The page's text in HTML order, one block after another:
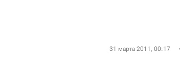
31 марта 2011, 00:17